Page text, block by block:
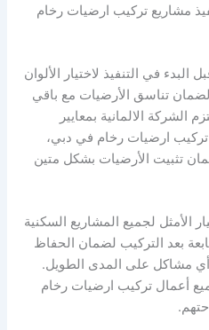
مشاريع تركيب ارضيات رخام
في التنفيذ لاختيار الألوان
تناسق الأرضيات مع باقي
الشركة الالمانية بمعايير
ارضيات رخام في دبي،
تثبيت الأرضيات بشكل متين
الأمثل لجميع المشاريع السكنية
بعد التركيب لضمان الحفاظ
مشاكل على المدى الطويل.
أعمال تركيب ارضيات رخام